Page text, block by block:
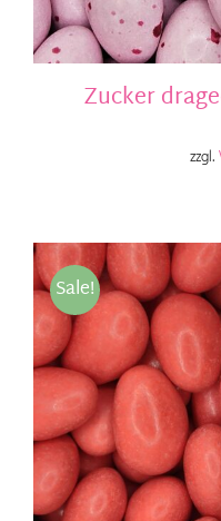
Zucker
zzgl.
Sale!